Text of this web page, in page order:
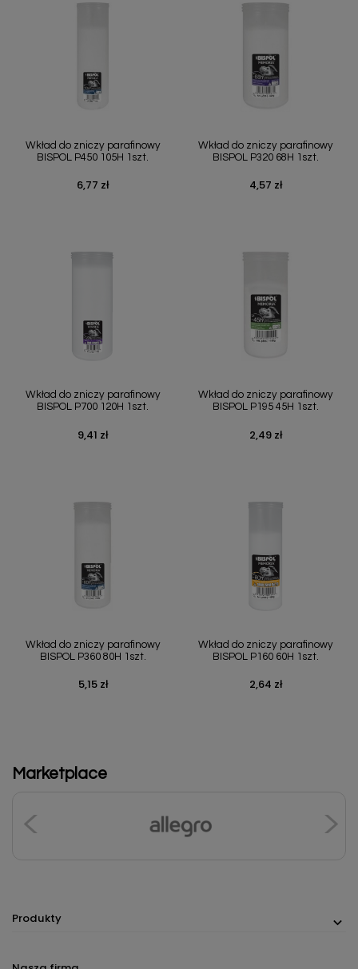
Wkład do zniczy parafinowy
BISPOL P450 105H 1szt.
Cena
6,77 zł
Wkład do zniczy parafinowy
BISPOL P320 68H 1szt.
Cena
4,57 zł
Wkład do zniczy parafinowy
BISPOL P700 120H 1szt.
Cena
9,41 zł
Wkład do zniczy parafinowy
BISPOL P195 45H 1szt.
Cena
2,49 zł
Wkład do zniczy parafinowy
BISPOL P360 80H 1szt.
Cena
5,15 zł
Wkład do zniczy parafinowy
BISPOL P160 60H 1szt.
Cena
2,64 zł
Marketplace
Produkty